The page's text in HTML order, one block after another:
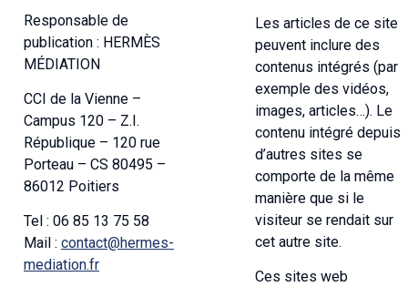
Responsable de
publication : HERMÈS
MÉDIATION
CCI de la Vienne –
Campus 120 – Z.I.
République – 120 rue
Porteau – CS 80495 –
86012 Poitiers
Tel : 06 85 13 75 58
Mail : contact@hermes-
mediation.fr
Les articles de ce site
peuvent inclure des
contenus intégrés (par
exemple des vidéos,
images, articles…). Le
contenu intégré depuis
d’autres sites se
comporte de la même
manière que si le
visiteur se rendait sur
cet autre site.
Ces sites web